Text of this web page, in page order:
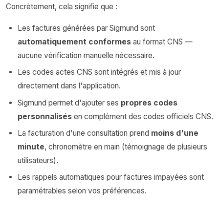
Concrètement, cela signifie que :
Les factures générées par Sigmund sont
automatiquement conformes au format CNS —
aucune vérification manuelle nécessaire.
Les codes actes CNS sont intégrés et mis à jour
directement dans l'application.
Sigmund permet d'ajouter ses propres codes
personnalisés en complément des codes officiels CNS.
La facturation d'une consultation prend moins d'une
minute, chronomètre en main (témoignage de plusieurs
utilisateurs).
Les rappels automatiques pour factures impayées sont
paramétrables selon vos préférences.